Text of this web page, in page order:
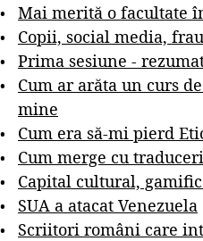
Mai merită o facultate
Copii, social media,
Prima sesiune -
Cum ar arăta un curs
mine
Cum era să-mi pierd
Cum merge cu
Capital cultural,
SUA a atacat Venezuela
Scriitori români care